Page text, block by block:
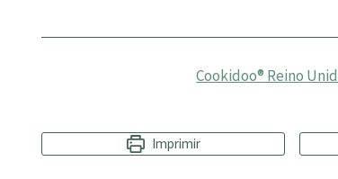
Cookidoo® Reino
Imprimir